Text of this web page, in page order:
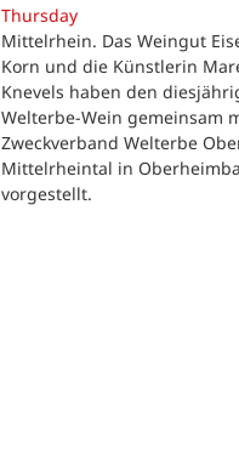
Thursday
Mittelrhein. Das Weingut
Korn und die Künstlerin
Knevels haben den
Welterbe-Wein gemeinsam
Zweckverband Welterbe
Mittelrheintal in
vorgestellt.